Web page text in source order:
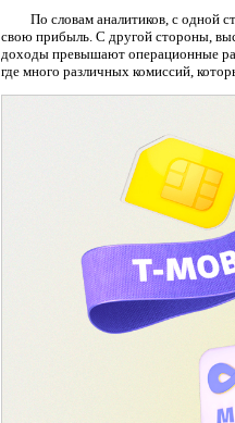
По словам аналитиков, с одной
свою прибыль. С другой стороны,
доходы превышают операционные
где много различных комиссий,